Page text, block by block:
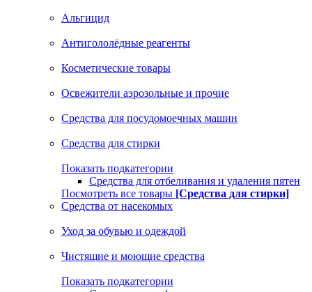
Альгицид
Антигололёдные реагенты
Косметические товары
Освежители аэрозольные и прочие
Средства для посудомоечных машин
Средства для стирки
Показать подкатегории
Средства для отбеливания и удаления пятен
Посмотреть все товары [Средства для стирки]
Средства от насекомых
Уход за обувью и одеждой
Чистящие и моющие средства
Показать подкатегории